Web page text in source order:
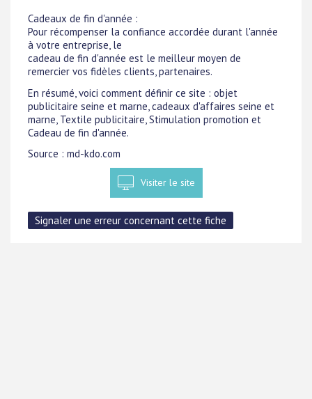
Cadeaux de fin d'année :
Pour récompenser la confiance accordée durant l'année
à votre entreprise, le
cadeau de fin d'année est le meilleur moyen de
remercier vos fidèles clients, partenaires.
En résumé, voici comment définir ce site : objet
publicitaire seine et marne, cadeaux d'affaires seine et
marne, Textile publicitaire, Stimulation promotion et
Cadeau de fin d'année.
Source : md-kdo.com
Visiter le site